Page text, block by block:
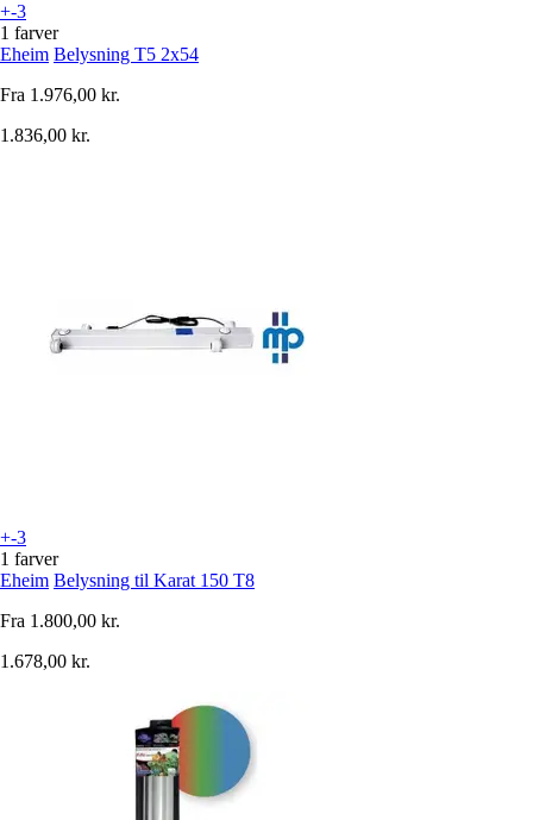
+-3
1 farver
Eheim Belysning T5 2x54
Fra 1.976,00 kr.
1.836,00 kr.
+-3
1 farver
Eheim Belysning til Karat 150 T8
Fra 1.800,00 kr.
1.678,00 kr.